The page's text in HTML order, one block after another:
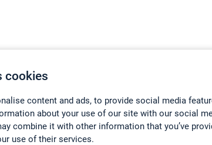
cookies
content and ads, to provide social media
about your use of our site with our social
combine it with other information that you’ve
use of their services.